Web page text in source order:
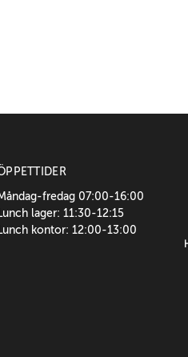
fredag 07:00-16:00
Lunch lager: 11:30-12:15
Lunch kontor: 12:00-13:00